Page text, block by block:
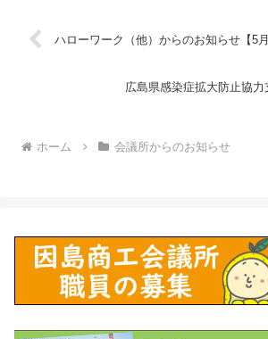
ハローワーク（他）からのお知らせ【5月
広島県感染症拡大防止協力
ホーム 会議所からのお知らせ